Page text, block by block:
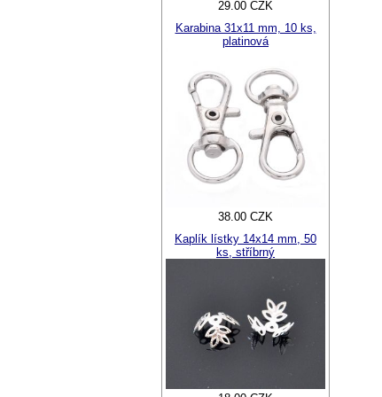
29.00 CZK
Karabina 31x11 mm, 10 ks,
platinová
38.00 CZK
Kaplík lístky 14x14 mm, 50
ks, stříbrný